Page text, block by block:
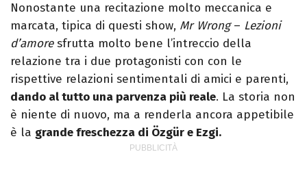
Nonostante una recitazione molto meccanica e
marcata, tipica di questi show, Mr Wrong– Lezioni
d’amoresfrutta molto bene l’intreccio della
relazione tra i due protagonisti con con le
rispettive relazioni sentimentali di amici e parenti,
dando al tutto una parvenza più reale. La storia non
è niente di nuovo, ma a renderla ancora appetibile
è la grande freschezza di Özgür e Ezgi.